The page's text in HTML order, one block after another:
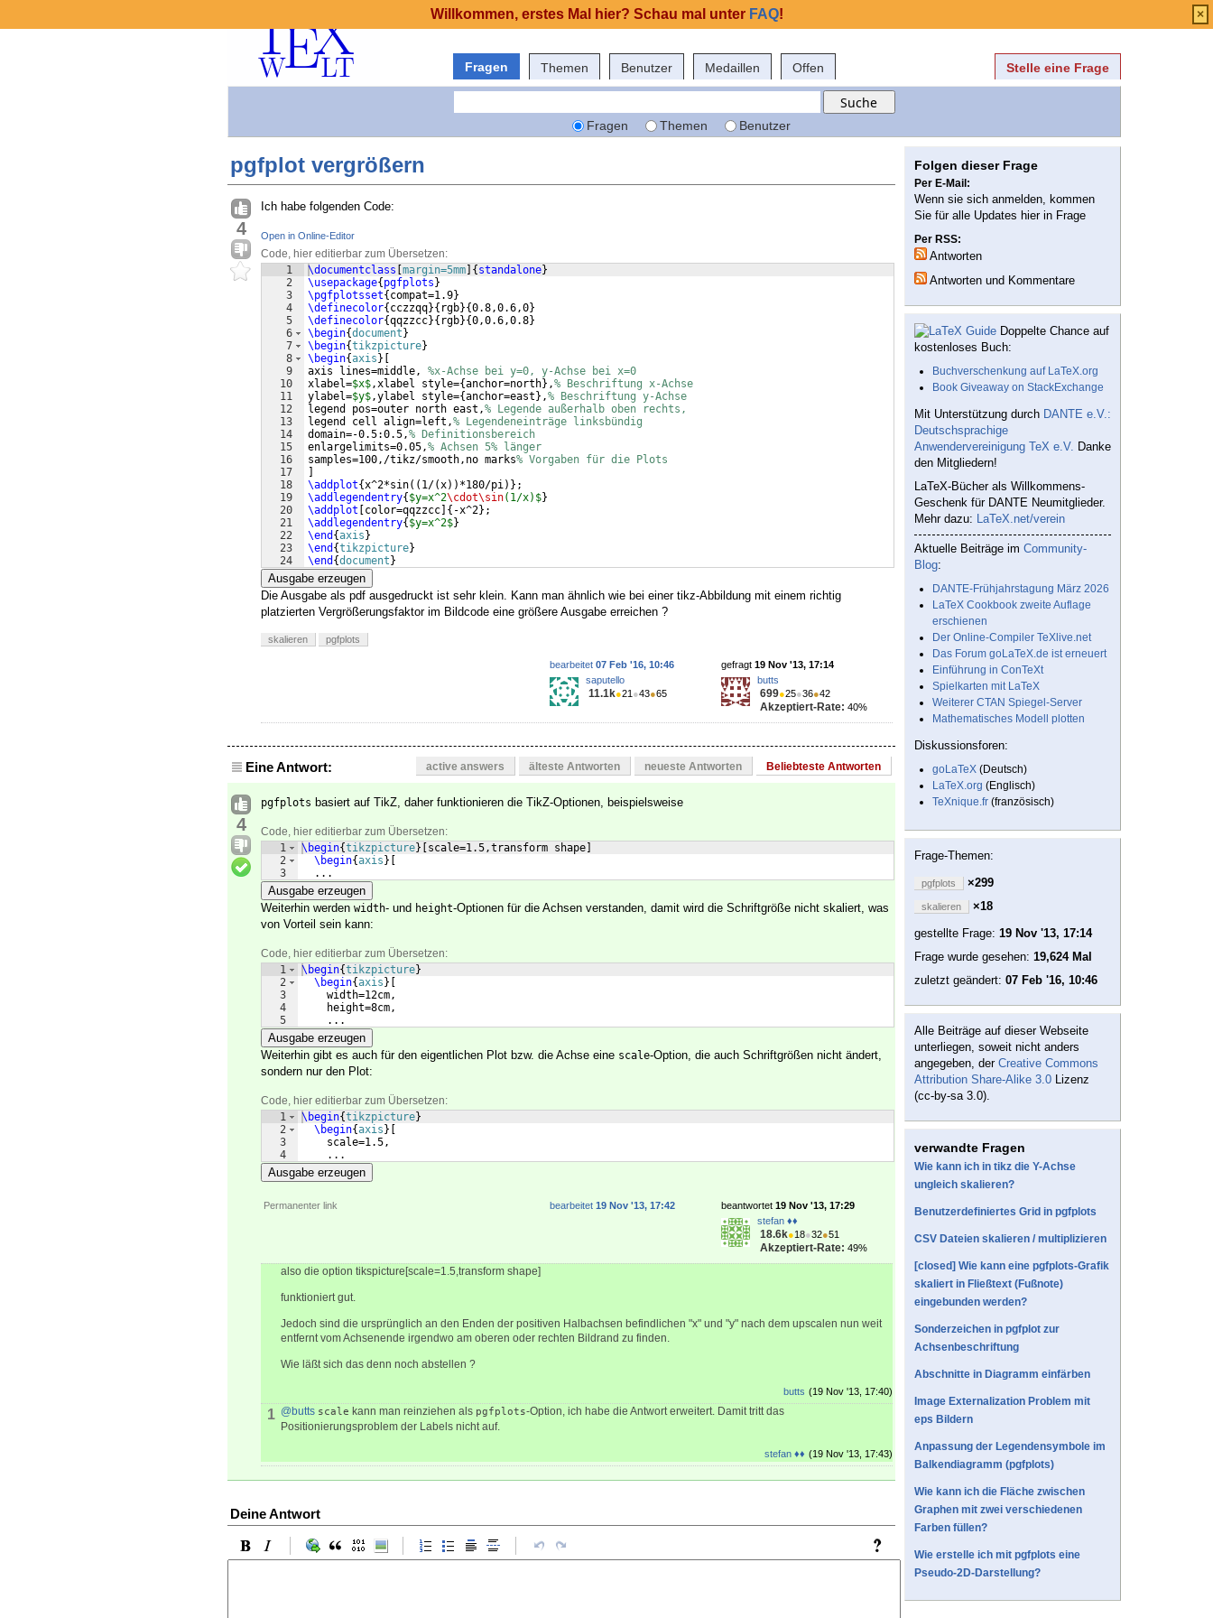
Fragen Themen Benutzer Medaillen Offen Stelle eine Frage
Fragen Themen Benutzer
pgfplot vergrößern
4
Ich habe folgenden Code:
Open in Online-Editor
Code, hier editierbar zum Übersetzen:
1
2
3
4
5
6
7
8
9
10
11
12
13
14
15
16
17
18
19
20
21
22
23
24
\documentclass margin=5mm { standalone}
\usepackage{ pgfplots }
\pgfplotsset{ compat=1.9}
\definecolor{ cczzqq}{ rgb}{0.8,0.6,0}
\definecolor{qqzzcc}{ rgb}{0,0.6,0.8}
\begin{document }
\begin{tikzpicture}
\begin{axis }
axis lines=middle, %x-Achse bei y=0, y-Achse bei x=0
xlabel=$x$,xlabel style={anchor=north} ,% Beschriftung x-Achse
ylabel=$y$,ylabel style={anchor=east } ,% Beschriftung y-Achse
legend pos=outer north east,% Legende außerhalb oben rechts,
legend cell align=left,% Legendeneinträge linksbündig
domain=-0.5:0.5,% Definitionsbereich
enlargelimits=0.05,% Achsen 5% länger
samples=100,/tikz/smooth,no marks% Vorgaben für die Plots
\addplot{x^2*sin(( 1/(x)) *180/pi)} ;
\addlegendentry{ $y=x^2\cdot\sin(1/x)$}
\addplot
color=qqzzcc { -x^2} ;
\addlegendentry{ $y=x^2$}
\end {axis }
\end {tikzpicture}
\end {document }
Ausgabe erzeugen
Die Ausgabe als pdf ausgedruckt ist sehr klein. Kann man ähnlich wie bei einer tikz-Abbildung mit einem richtig
platzierten Vergrößerungsfaktor im Bildcode eine größere Ausgabe erreichen ?
skalieren pgfplots
gefragt 19 Nov '13, 17:14
butts
699●25●36●42
Akzeptiert-Rate: 40%
bearbeitet 07 Feb '16, 10:46
saputello
11.1k●21 ●43●65
Eine Antwort: active answers älteste Antworten neueste Antworten Beliebteste Antworten
4
pgfplots basiert auf TikZ, daher funktionieren die TikZ-Optionen, beispielsweise
Code, hier editierbar zum Übersetzen:
1
2
3
\begin{tikzpicture} scale=1.5,transform shape
\begin{axis }
  ...
Ausgabe erzeugen
Weiterhin werden width- und height-Optionen für die Achsen verstanden, damit wird die Schriftgröße nicht skaliert, was
von Vorteil sein kann:
Code, hier editierbar zum Übersetzen:
1
2
3
4
5
\begin{tikzpicture}
\begin{axis }
    width=12cm,
    height=8cm,
    ...
Ausgabe erzeugen
Weiterhin gibt es auch für den eigentlichen Plot bzw. die Achse eine scale-Option, die auch Schriftgrößen nicht ändert,
sondern nur den Plot:
Code, hier editierbar zum Übersetzen:
1
2
3
4
\begin{tikzpicture}
\begin{axis }
    scale=1.5,
    ...
Ausgabe erzeugen
Permanenter link beantwortet 19 Nov '13, 17:29
stefan ♦♦
18.6k●18●32●51
Akzeptiert-Rate: 49%
bearbeitet 19 Nov '13, 17:42
also die option tikspicture[scale=1.5,transform shape]
funktioniert gut.
Jedoch sind die ursprünglich an den Enden der positiven Halbachsen befindlichen "x" und "y" nach dem upscalen nun weit
entfernt vom Achsenende irgendwo am oberen oder rechten Bildrand zu finden.
Wie läßt sich das denn noch abstellen ?
(19 Nov '13, 17:40)
butts
1 @butts scale kann man reinziehen als pgfplots-Option, ich habe die Antwort erweitert. Damit tritt das
Positionierungsproblem der Labels nicht auf.
(19 Nov '13, 17:43)
stefan ♦♦
Deine Antwort
Folgen dieser Frage
Per E-Mail:
Wenn sie sich anmelden, kommen
Sie für alle Updates hier in Frage
Per RSS:
Antworten
Antworten und Kommentare
Doppelte Chance auf
kostenloses Buch:
Buchverschenkung auf LaTeX.org
Book Giveaway on StackExchange
Mit Unterstützung durch DANTE e.V.:
Deutschsprachige
Anwendervereinigung TeX e.V. Danke
den Mitgliedern!
LaTeX-Bücher als Willkommens-
Geschenk für DANTE Neumitglieder.
Mehr dazu: LaTeX.net/verein
Aktuelle Beiträge im Community-
Blog:
DANTE-Frühjahrstagung März 2026
LaTeX Cookbook zweite Auflage
erschienen
Der Online-Compiler TeXlive.net
Das Forum goLaTeX.de ist erneuert
Einführung in ConTeXt
Spielkarten mit LaTeX
Weiterer CTAN Spiegel-Server
Mathematisches Modell plotten
Diskussionsforen:
goLaTeX (Deutsch)
LaTeX.org (Englisch)
TeXnique.fr (französisch)
Frage-Themen:
pgfplots ×299
skalieren
×18
gestellte Frage: 19 Nov '13, 17:14
Frage wurde gesehen: 19,624 Mal
zuletzt geändert: 07 Feb '16, 10:46
Alle Beiträge auf dieser Webseite
unterliegen, soweit nicht anders
angegeben, der Creative Commons
Attribution Share-Alike 3.0 Lizenz
(cc-by-sa 3.0).
verwandte Fragen
Wie kann ich in tikz die Y-Achse
ungleich skalieren?
Benutzerdefiniertes Grid in pgfplots
CSV Dateien skalieren / multiplizieren
[closed] Wie kann eine pgfplots-Grafik
skaliert in Fließtext (Fußnote)
eingebunden werden?
Sonderzeichen in pgfplot zur
Achsenbeschriftung
Abschnitte in Diagramm einfärben
Image Externalization Problem mit
eps Bildern
Anpassung der Legendensymbole im
Balkendiagramm (pgfplots)
Wie kann ich die Fläche zwischen
Graphen mit zwei verschiedenen
Farben füllen?
Wie erstelle ich mit pgfplots eine
Pseudo-2D-Darstellung?
Willkommen, erstes Mal hier? Schau mal unter FAQ! ×